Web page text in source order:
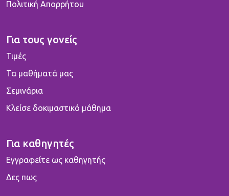
Πολιτική Απορρήτου
Για τους γονείς
Τιμές
Τα μαθήματά μας
Σεμινάρια
Κλείσε δοκιμαστικό μάθημα
Για καθηγητές
Εγγραφείτε ως καθηγητής
Δες πως